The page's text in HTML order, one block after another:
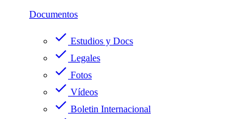
Documentos
check Estudios y Docs
check Legales
check Fotos
check Vídeos
check Boletin Internacional